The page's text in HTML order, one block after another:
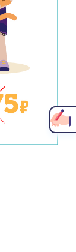
Написать главному врачу